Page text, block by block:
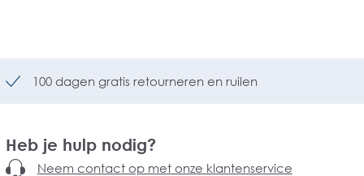
100 dagen gratis retourneren en ruilen
Heb je hulp nodig?
Neem contact op met onze klantenservice